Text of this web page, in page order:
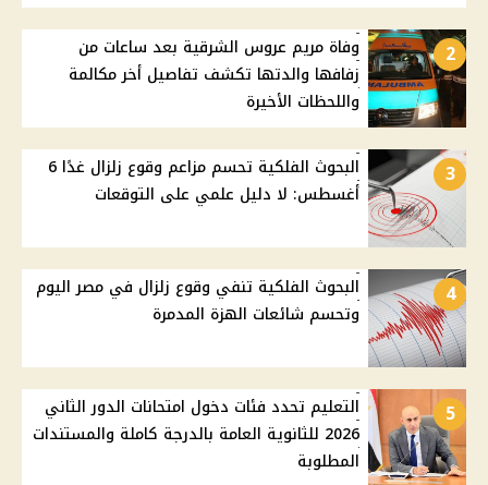
2
وفاة مريم عروس الشرقية بعد ساعات من
زفافها والدتها تكشف تفاصيل أخر مكالمة
واللحظات الأخيرة
3
البحوث الفلكية تحسم مزاعم وقوع زلزال غدًا 6
أغسطس: لا دليل علمي على التوقعات
4
البحوث الفلكية تنفي وقوع زلزال في مصر اليوم
وتحسم شائعات الهزة المدمرة
5
التعليم تحدد فئات دخول امتحانات الدور الثاني
2026 للثانوية العامة بالدرجة كاملة والمستندات
المطلوبة